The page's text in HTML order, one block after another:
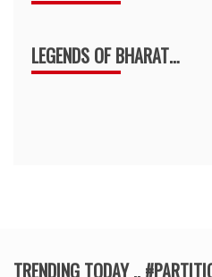
LEGENDS OF BHARAT…
TRENDING TODAY ..